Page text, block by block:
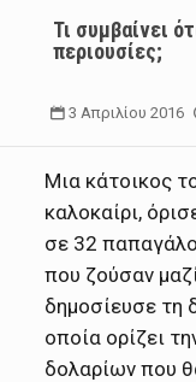
Τι συμβαίνει
περιουσίες;
3 Απριλίου 2016
Μια κάτοικος
καλοκαίρι,
σε 32
που ζούσαν
δημοσίευσε τη
οποία ορίζει
δολαρίων που